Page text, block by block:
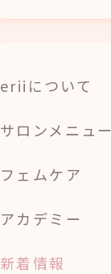
eriiについて
サロンメニュー
フェムケア
アカデミー
新着情報